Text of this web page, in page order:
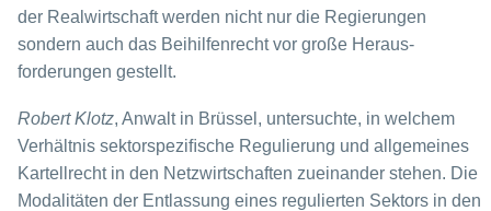
der Realwirtschaft werden nicht nur die Regierungen
sondern auch das Beihilfenrecht vor große Heraus­
forderungen gestellt.
Robert Klotz, Anwalt in Brüssel, untersuchte, in welchem
Verhältnis sektorspeziﬁsche Regulierung und allgemeines
Kartellrecht in den Netzwirtschaften zueinander stehen. Die
Modalitäten der Entlassung eines regulierten Sektors in den